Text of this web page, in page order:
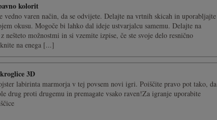
kolorit
vedno varen način, da se odvijete. Delajte na vrtnih skicah in uporabljajte
okusu. Mogoče bi lahko dal ideje ustvarjalcu samemu. Delajte na
nešteto možnostmi in si vzemite izpise, če ste svoje delo resnično
na enega [...]
3D
labirinta marmorja v tej povsem novi igri. Poiščite pravo pot tako, da
drug proti drugemu in premagate vsako raven!Za igranje uporabite